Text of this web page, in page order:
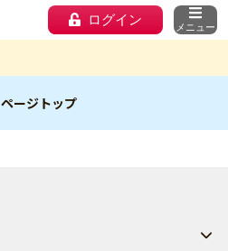
ログイン メニュー
ページトップ